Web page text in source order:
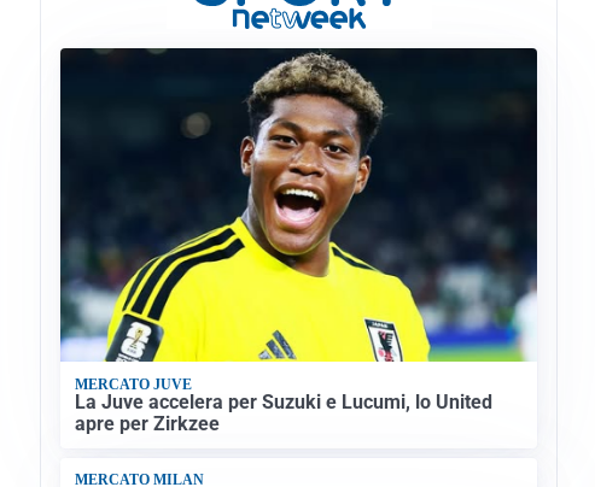
MERCATO JUVE
La Juve accelera per Suzuki e Lucumi, lo United
apre per Zirkzee
MERCATO MILAN